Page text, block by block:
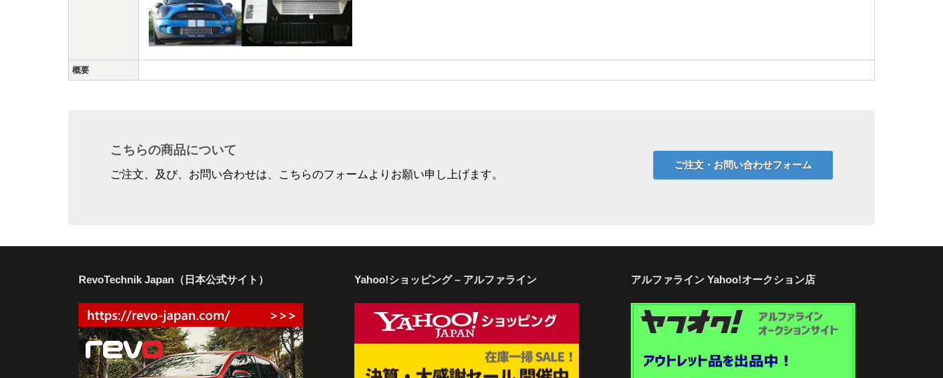
概要
こちらの商品について
ご注文、及び、お問い合わせは、こちらのフォームよりお願い申し上げます。
ご注文・お問い合わせフォーム
RevoTechnik Japan（日本公式サイト） Yahoo!ショッピング – アルファライン アルファライン Yahoo!オークション店